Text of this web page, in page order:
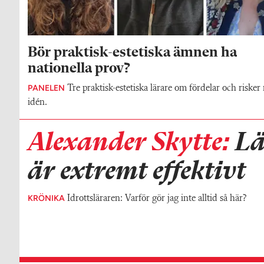
Bör praktisk-estetiska ämnen ha
nationella prov?
PANELEN Tre praktisk-estetiska lärare om fördelar och risker
idén.
Alexander Skytte:
är extremt effektivt
KRÖNIKA Idrottsläraren: Varför gör jag inte alltid så här?